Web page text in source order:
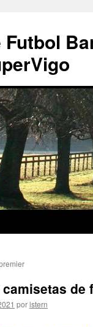
de
poristern